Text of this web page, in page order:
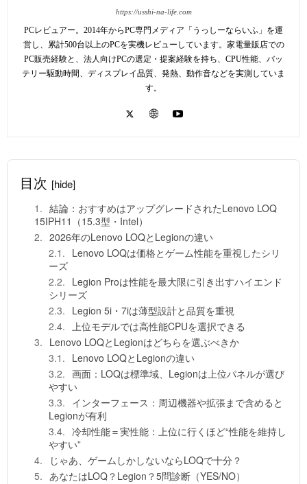
https://usshi-na-life.com
PCレビュアー。2014年からPC専門メディア「うっしーならいふ」を運
営し、累計500台以上のPCを実機レビューしています。家電量販店での
PC販売経験と、法人向けPCの選定・提案経験を持ち、CPU性能、バッ
テリー駆動時間、ディスプレイ品質、発熱、動作音などを実測していま
す。
目次 [hide]
結論：おすすめはアップグレードされたLenovo LOQ
15IPH11（15.3型・Intel）
2026年のLenovo LOQとLegionの違い
Lenovo LOQは価格とゲーム性能を重視したシリ
ーズ
Legion Proは性能を最大限に引き出すハイエンド
シリーズ
Legion 5i・7iは薄型設計と品質を重視
上位モデルでは高性能CPUを選択できる
Lenovo LOQとLegionはどちらを選ぶべきか
Lenovo LOQとLegionの違い
画面：LOQは標準域、Legionは上位パネルが選び
やすい
インターフェース：周辺機器や拡張まで含めると
Legionが有利
冷却性能＝実性能：上位に行くほど“性能を維持し
やすい”
じゃあ、ゲームしかしないならLOQで十分？
あなたはLOQ？Legion？5問診断（YES/NO）